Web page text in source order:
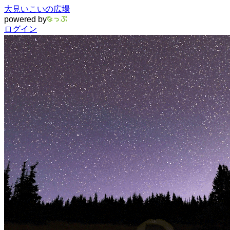
大見いこいの広場
powered by
ログイン